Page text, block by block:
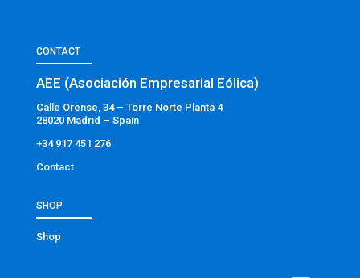
CONTACT
AEE (Asociación Empresarial Eólica)
Calle Orense, 34 – Torre Norte Planta 4
28020 Madrid – Spain
+34 917 451 276
Contact
SHOP
Shop